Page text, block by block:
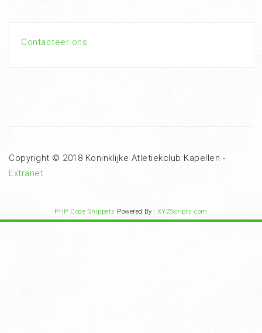
Contacteer ons
Copyright © 2018 Koninklijke Atletiekclub Kapellen -
Extranet
PHP Code Snippets Powered By : XYZScripts.com